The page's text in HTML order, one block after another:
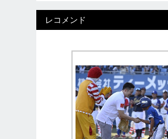
レコメンド